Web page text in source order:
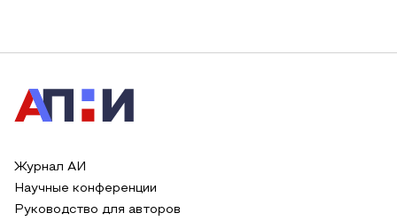
Журнал АИ
Научные конференции
Руководство для авторов